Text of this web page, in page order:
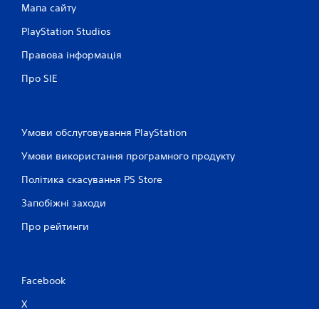
Мапа сайту
PlayStation Studios
Правова інформація
Про SIE
Умови обслуговування PlayStation
Умови використання програмного продукту
Політика скасування PS Store
Запобіжні заходи
Про рейтинги
Facebook
X